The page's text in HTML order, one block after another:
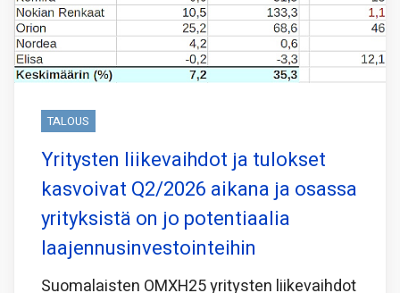
TALOUS
Yritysten liikevaihdot ja tulokset
kasvoivat Q2/2026 aikana ja osassa
yrityksistä on jo potentiaalia
laajennusinvestointeihin
Suomalaisten OMXH25 yritysten liikevaihdot